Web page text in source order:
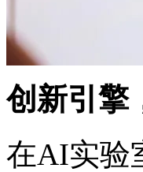
创新引擎
在AI实验